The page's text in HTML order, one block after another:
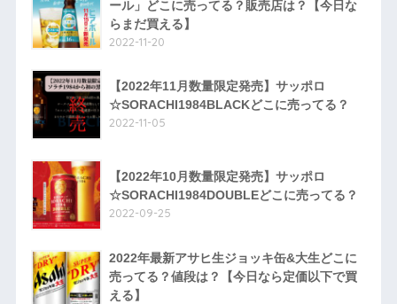
ール」どこに売ってる？販売店は？【今日な
らまだ買える】
2022-11-20
【2022年11月数量限定発売】サッポロ
☆SORACHI1984BLACKどこに売ってる？
2022-11-05
【2022年10月数量限定発売】サッポロ
☆SORACHI1984DOUBLEどこに売ってる？
2022-09-25
2022年最新アサヒ生ジョッキ缶&大生どこに
売ってる？値段は？【今日なら定価以下で買
える】